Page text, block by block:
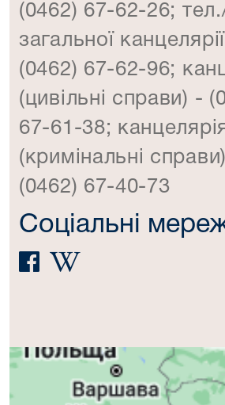
(0462) 67-62-26;
загальної
(0462) 67-62-96;
(цивільні справи) -
67-61-38;
(кримінальні
(0462) 67-40-73
Соціальні